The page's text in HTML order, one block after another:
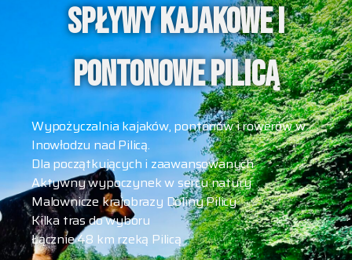
SPŁYWY KAJAKOWE I
PONTONOWE PILICĄ
Wypożyczalnia kajaków, pontonów i rowerów w
Inowłodzu nad Pilicą.
Dla początkujących i zaawansowanych
Aktywny wypoczynek w sercu natury
Malownicze krajobrazy Doliny Pilicy
Kilka tras do wyboru
Łącznie 48 km rzeką Pilicą